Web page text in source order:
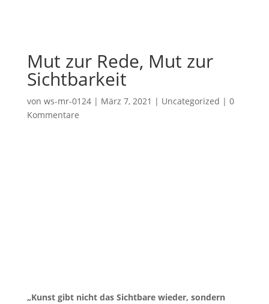
Mut zur Rede, Mut zur
Sichtbarkeit
von ws-mr-0124| März 7, 2021 | Uncategorized | 0
Kommentare
„Kunst gibt nicht das Sichtbare wieder, sondern